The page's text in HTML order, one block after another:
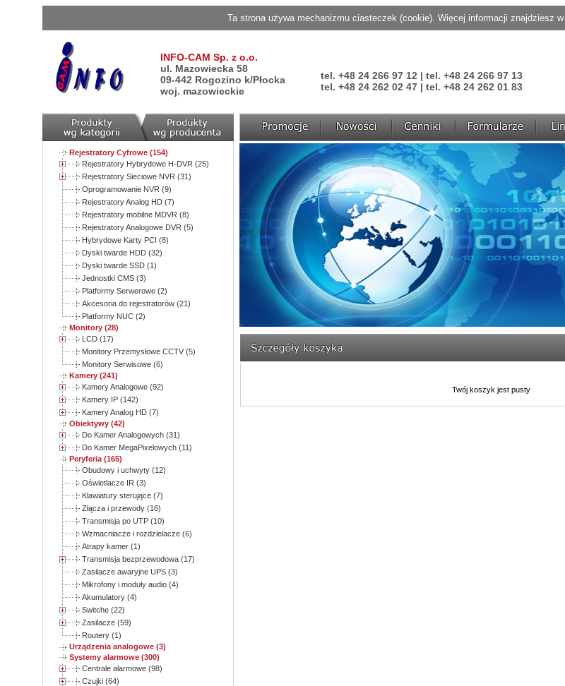
Ta strona używa mechanizmu ciasteczek (cookie). Więcej informacji znajdziesz w
INFO-CAM Sp. z o.o.
ul. Mazowiecka 58
09-442 Rogozino k/Płocka
woj. mazowieckie
tel. +48 24 266 97 12 | tel. +48 24 266 97 13
tel. +48 24 262 02 47 | tel. +48 24 262 01 83
Rejestratory Cyfrowe (154)
Rejestratory Hybrydowe H-DVR (25)
Rejestratory Sieciowe NVR (31)
Oprogramowanie NVR (9)
Rejestratory Analog HD (7)
Rejestratory mobilne MDVR (8)
Rejestratory Analogowe DVR (5)
Hybrydowe Karty PCI (8)
Dyski twarde HDD (32)
Dyski twarde SSD (1)
Jednostki CMS (3)
Platformy Serwerowe (2)
Akcesoria do rejestratorów (21)
Platformy NUC (2)
Monitory (28)
LCD (17)
Monitory Przemysłowe CCTV (5)
Monitory Serwisowe (6)
Kamery (241)
Kamery Analogowe (92)
Kamery IP (142)
Kamery Analog HD (7)
Obiektywy (42)
Do Kamer Analogowych (31)
Do Kamer MegaPixelowych (11)
Peryferia (165)
Obudowy i uchwyty (12)
Oświetlacze IR (3)
Klawiatury sterujące (7)
Złącza i przewody (16)
Transmisja po UTP (10)
Wzmacniacze i rozdzielacze (6)
Atrapy kamer (1)
Transmisja bezprzewodowa (17)
Zasilacze awaryjne UPS (3)
Mikrofony i moduły audio (4)
Akumulatory (4)
Switche (22)
Zasilacze (59)
Routery (1)
Urządzenia analogowe (3)
Systemy alarmowe (300)
Centrale alarmowe (98)
Czujki (64)
Twój koszyk jest pusty